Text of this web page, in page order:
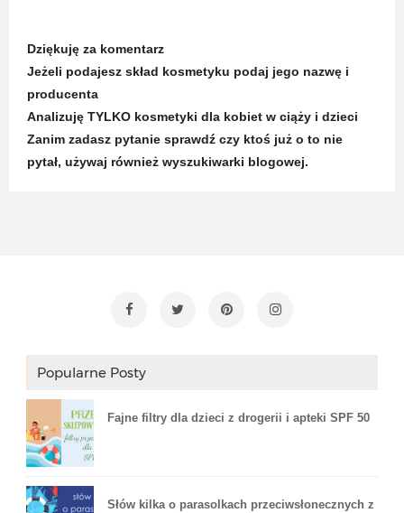
Dziękuję za komentarz
Jeżeli podajesz skład kosmetyku podaj jego nazwę i
producenta
Analizuję TYLKO kosmetyki dla kobiet w ciąży i dzieci
Zanim zadasz pytanie sprawdź czy ktoś już o to nie
pytał, używaj również wyszukiwarki blogowej.
Popularne Posty
Fajne filtry dla dzieci z drogerii i apteki SPF 50
Słów kilka o parasolkach przeciwsłonecznych z